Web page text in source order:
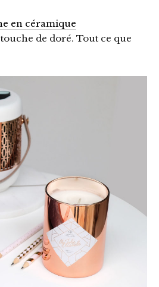
en céramique
de doré. Tout ce que